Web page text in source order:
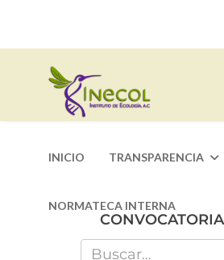
INICIO TRANSPARENCIA
NORMATECA INTERNA